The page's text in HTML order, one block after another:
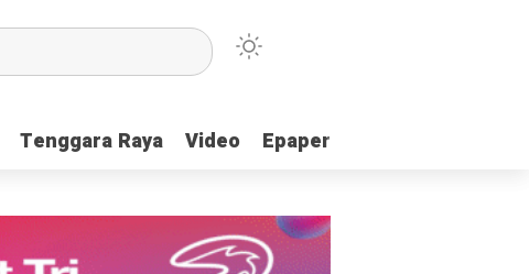
Tenggara Raya Video Epaper
Tenggara Raya Video Epaper